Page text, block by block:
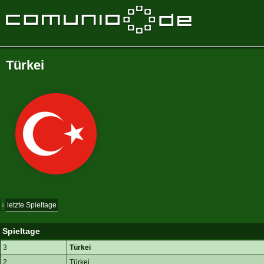
Türkei
↓ letzte Spieltage
Spieltage
3 Türkei
2
Türkei